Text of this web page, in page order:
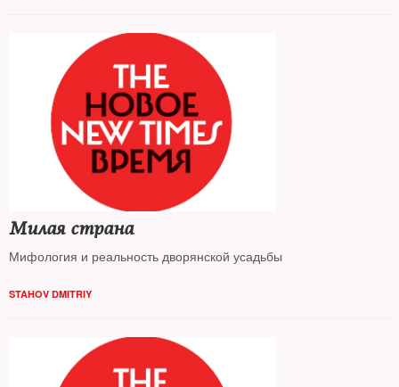
Милая страна
Мифология и реальность дворянской усадьбы
STAHOV DMITRIY